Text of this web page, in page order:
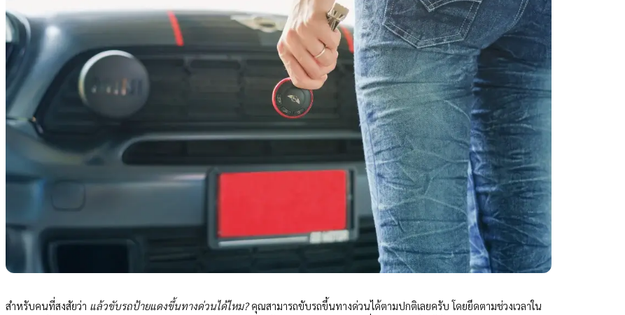
สำหรับคนที่สงสัยว่า แล้วขับรถป้ายแดงขึ้นทางด่วนได้ไหม?คุณสามารถขับรถขึ้นทางด่วนได้ตามปกติเลยครับ โดยยึดตามช่วงเวลาใน